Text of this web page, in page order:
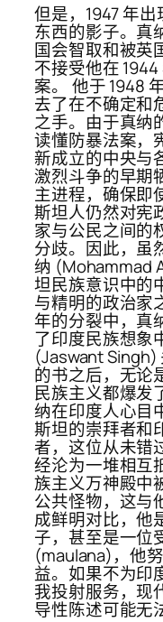
但是，1947 年
东西的影子。真
国会智取和被英
不接受他在
案。 他于 1948
去了在不确定和
之手。由于真纳
读懂防暴法案，
新成立的中央与
激烈斗争的早期
主进程，确保即
斯坦人仍然对宪
家与公民之间的
分歧。因此，虽
纳 (Mohammad
坦民族意识中的
与精明的政治家
年的分裂中，真
了印度民族想象
(Jaswant
的书之后，无论
民族主义都爆发
纳在印度人心目
斯坦的崇拜者和
者，这位从未错
经沦为一堆相互
族主义万神殿中
公共怪物，这与
成鲜明对比，他
子，甚至是一位
(maulana)，他
益。如果不为印
我投射服务，现
导性陈述可能无